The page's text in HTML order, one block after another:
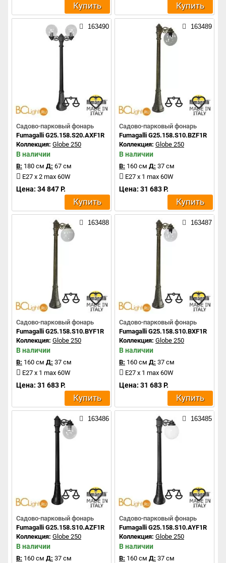
Купить Купить
163490
Садово-парковый фонарь
Fumagalli G25.158.S20.AXF1R
Коллекция: Globe 250
В наличии
В: 180 см Д: 67 см
E27 x 2 max 60W
Цена: 34 847 Р.
Купить
163489
Садово-парковый фонарь
Fumagalli G25.158.S10.BZF1R
Коллекция: Globe 250
В наличии
В: 160 см Д: 37 см
E27 x 1 max 60W
Цена: 31 683 Р.
Купить
163488
Садово-парковый фонарь
Fumagalli G25.158.S10.BYF1R
Коллекция: Globe 250
В наличии
В: 160 см Д: 37 см
E27 x 1 max 60W
Цена: 31 683 Р.
Купить
163487
Садово-парковый фонарь
Fumagalli G25.158.S10.BXF1R
Коллекция: Globe 250
В наличии
В: 160 см Д: 37 см
E27 x 1 max 60W
Цена: 31 683 Р.
Купить
163486
Садово-парковый фонарь
Fumagalli G25.158.S10.AZF1R
Коллекция: Globe 250
В наличии
В: 160 см Д: 37 см
163485
Садово-парковый фонарь
Fumagalli G25.158.S10.AYF1R
Коллекция: Globe 250
В наличии
В: 160 см Д: 37 см